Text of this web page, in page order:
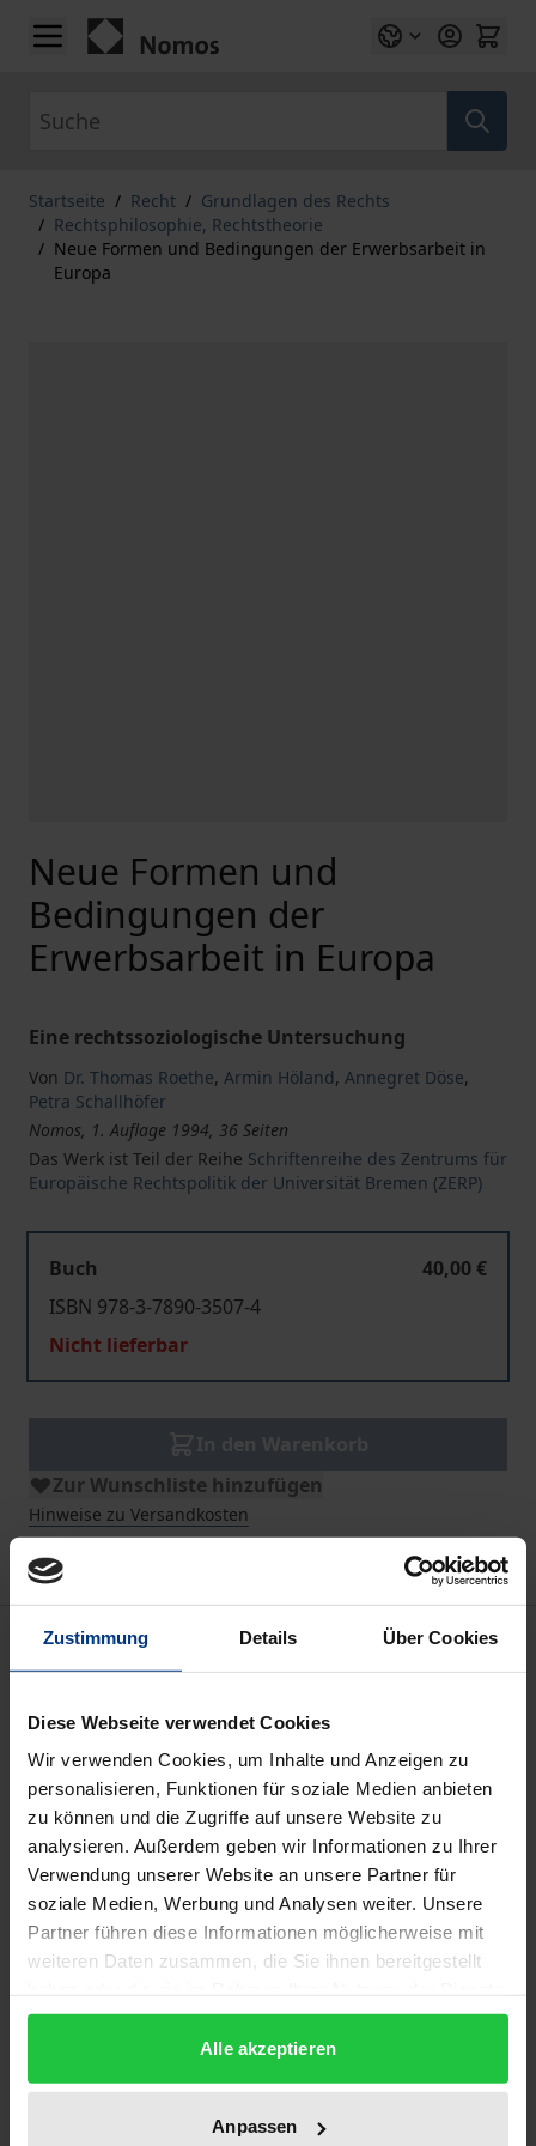
Zustimmung Details Über Cookies
Diese Webseite verwendet Cookies
Wir verwenden Cookies, um Inhalte und Anzeigen zu
personalisieren, Funktionen für soziale Medien anbieten
zu können und die Zugriffe auf unsere Website zu
analysieren. Außerdem geben wir Informationen zu Ihrer
Verwendung unserer Website an unsere Partner für
soziale Medien, Werbung und Analysen weiter. Unsere
Partner führen diese Informationen möglicherweise mit
weiteren Daten zusammen, die Sie ihnen bereitgestellt
gesammelt haben.
Alle akzeptieren
Anpassen
Zum Inhalt springen
Startseite / Recht / Grundlagen des Rechts
/ Rechtsphilosophie, Rechtstheorie
/ Neue Formen und Bedingungen der Erwerbsarbeit in
Europa
Neue Formen und
Bedingungen der
Erwerbsarbeit in Europa
Eine rechtssoziologische Untersuchung
Von Dr. Thomas Roethe, Armin Höland, Annegret Döse,
Petra Schallhöfer
Nomos, 1. Auflage 1994, 36 Seiten
Das Werk ist Teil der Reihe Schriftenreihe des Zentrums für
Europäische Rechtspolitik der Universität Bremen (ZERP)
Buch
40,00 €
ISBN 978-3-7890-3507-4
Nicht lieferbar
Zur Wunschliste hinzufügen
Hinweise zu Versandkosten
Beschreibung
Industriestaaten ein Formenwandel der Arbeit, der
durch Schrumpfung des Normalarbeitsverhältnisses
und Zunahme atypischer Arbeitsformen
gekennzeichnet ist. In diesem Rahmen verdienen
zwei – in Deutschland bisher kaum erforschte –
Bereiche besondere Aufmerksamkeit: Selbständige
Erwerbsarbeit, insbesondere „kleinformatigen“
Zuschnitts, und öffentlich geförderte Arbeit, wie z.B.
Arbeitsbeschaffungsmaßnahmen. Das am
ZERP/Bremen angesiedelte rechtssoziologische